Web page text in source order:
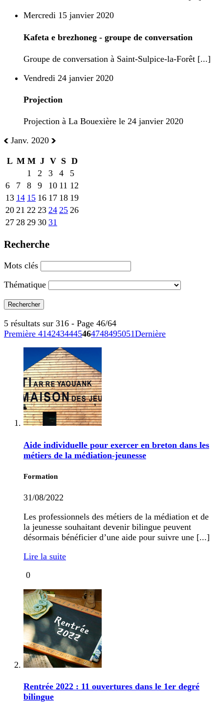
Mercredi 15 janvier 2020
Kafeta e brezhoneg - groupe de conversation
Groupe de conversation à Saint-Sulpice-la-Forêt [...]
Vendredi 24 janvier 2020
Projection
Projection à La Bouexière le 24 janvier 2020
Janv. 2020
L M M J V S D
1
2 3 4
5
6
7 8 9 10 11 12
13 14 15 16 17 18 19
20 21 22 23 24 25 26
27 28 29 30 31
Recherche
Mots clés
Thématique
5 résultats sur 316 - Page 46/64
Première 4142434445464748495051Dernière
Aide individuelle pour exercer en breton dans les
métiers de la médiation-jeunesse
Formation
31/08/2022
Les professionnels des métiers de la médiation et de
la jeunesse souhaitant devenir bilingue peuvent
désormais bénéficier d’une aide pour suivre une [...]
Lire la suite
0
Rentrée 2022 : 11 ouvertures dans le 1er degré
bilingue